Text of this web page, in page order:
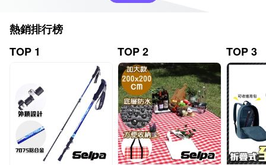
熱銷排行榜
TOP 1
TOP 2 TOP 3